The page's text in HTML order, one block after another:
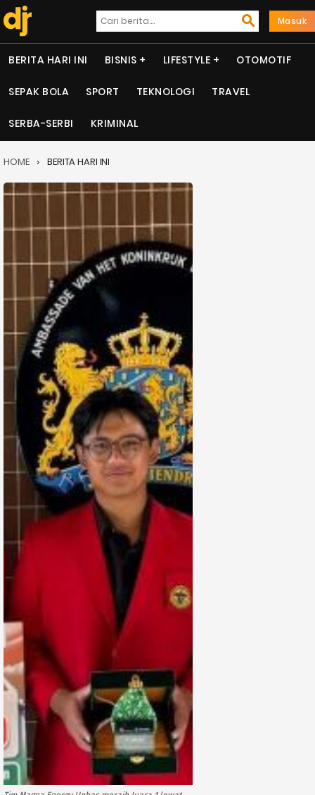
Masuk
BERITA HARI INI BISNIS LIFESTYLE OTOMOTIF
SEPAK BOLA SPORT TEKNOLOGI TRAVEL
SERBA-SERBI KRIMINAL
HOME BERITA HARI INI